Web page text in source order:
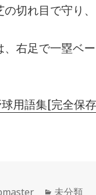
切れ目で守り
右足で一塁ベ
用語集[完全保
カ
未分類